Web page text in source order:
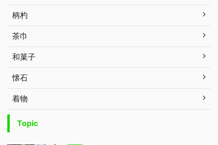
柄杓
茶巾
和菓子
懐石
着物
Topic